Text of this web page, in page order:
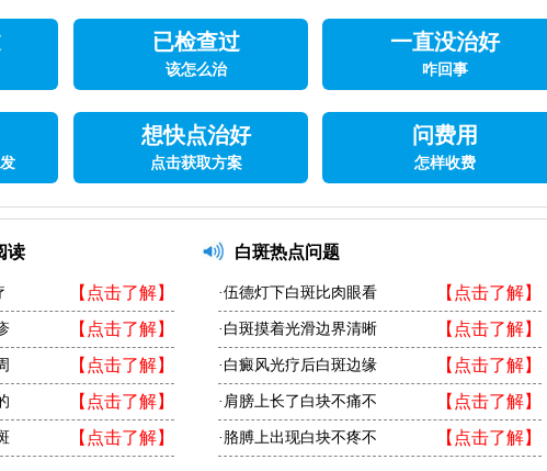
已检查过
该怎么治
一直没治好
咋回事
想快点治好
点击获取方案
问费用
怎样收费
读
【点击了解】
【点击了解】
【点击了解】
【点击了解】
【点击了解】
白斑热点问题
【点击了解】
·伍德灯下白斑比肉眼看
【点击了解】
·白斑摸着光滑边界清晰
【点击了解】
·白癜风光疗后白斑边缘
【点击了解】
·肩膀上长了白块不痛不
【点击了解】
·胳膊上出现白块不疼不